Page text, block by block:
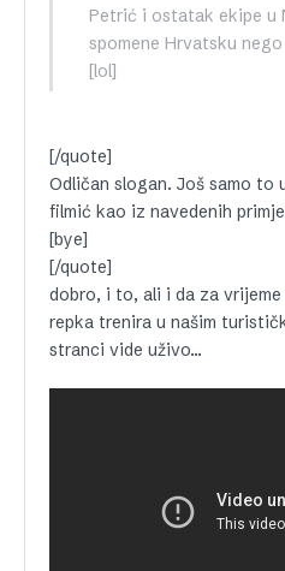
Petrić i ostatak ekipe u
spomene Hrvatsku
[lol]
[/quote]
Odličan slogan. Još samo to
filmić kao iz navedenih
[bye]
[/quote]
dobro, i to, ali i da za
repka trenira u našim
stranci vide uživo…